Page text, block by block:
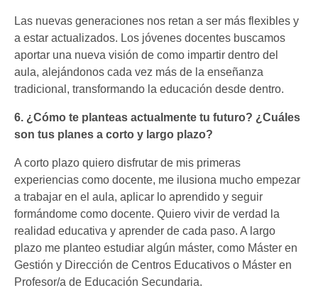
Las nuevas generaciones nos retan a ser más flexibles y
a estar actualizados. Los jóvenes docentes buscamos
aportar una nueva visión de como impartir dentro del
aula, alejándonos cada vez más de la enseñanza
tradicional, transformando la educación desde dentro.
6. ¿Cómo te planteas actualmente tu futuro? ¿Cuáles
son tus planes a corto y largo plazo?
A corto plazo quiero disfrutar de mis primeras
experiencias como docente, me ilusiona mucho empezar
a trabajar en el aula, aplicar lo aprendido y seguir
formándome como docente. Quiero vivir de verdad la
realidad educativa y aprender de cada paso. A largo
plazo me planteo estudiar algún máster, como Máster en
Gestión y Dirección de Centros Educativos o Máster en
Profesor/a de Educación Secundaria.